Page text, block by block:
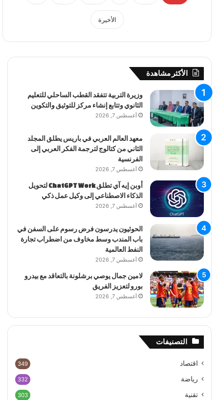
الأخيرة
الأكثر مشاهدة
وزيرة التربية تتفقد القطب الساحلي للتعليم
الثانوي وتتابع إنشاء مركز للتوثيق والتكوين
أغسطس 7, 2026
معهد العالم العربي في باريس يطلق المجلد
الثاني من كتالوج لترجمة الفكر العربي إلى
الفرنسية
أغسطس 7, 2026
أوبن إيه آي تطلق ChatGPT Work لتحويل
الذكاء الاصطناعي إلى وكيل عمل ذكي
أغسطس 7, 2026
الحوثيون يدرسون فرض رسوم على السفن في
باب المندب وسط مخاوف من اضطراب تجارة
النفط العالمية
أغسطس 7, 2026
لامين جمال يوصي برشلونة بالتعاقد مع بيدرو
بورو لتعزيز الفريق
أغسطس 7, 2026
التصنيفات
اقتصاد 349
رياضة 332
تقنية 303